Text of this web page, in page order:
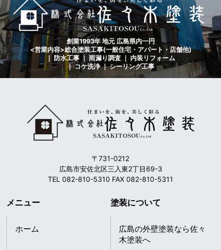
創業1993年 地元 広島県内一円
<営業内容>総合塗装工事(一般住宅・アパート・店舗他)
｜ 防水工事 ｜ 雨漏り調査 ｜ 内装リフォーム
｜ コケ洗浄 ｜ シーリング工事
〒731-0212
広島市安佐北区三入東2丁目69-3
TEL 082-810-5310 FAX 082-810-5311
メニュー
ホーム
塗装について
広島の外壁塗装なら佐々
木塗装へ